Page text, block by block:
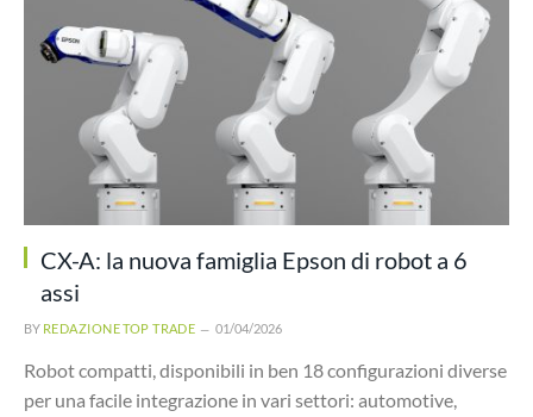
CX-A: la nuova famiglia Epson di robot a 6
assi
BY REDAZIONE TOP TRADE 01/04/2026
Robot compatti, disponibili in ben 18 configurazioni diverse
per una facile integrazione in vari settori: automotive,